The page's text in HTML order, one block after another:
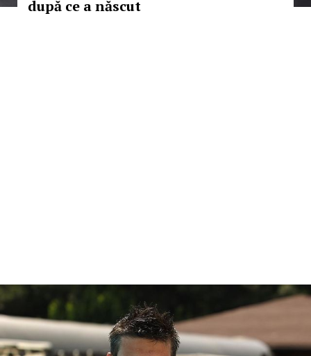
după ce a născut